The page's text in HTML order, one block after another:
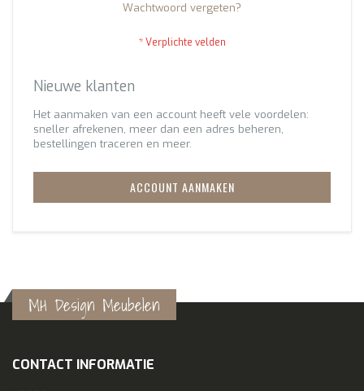
Wachtwoord vergeten?
Nieuwe klanten
Het aanmaken van een account heeft vele voordelen:
sneller afrekenen, meer dan een adres beheren,
bestellingen traceren en meer.
ACCOUNT AANMAKEN
MH Design Meubelen
CONTACT INFORMATIE